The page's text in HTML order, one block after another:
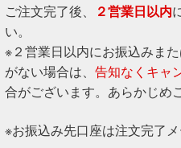
ご注文完了後、 ２営業日以内
い。
※２営業日以内にお振込みま
がない場合は、 告知なくキャ
合がございます。あらかじめ
※お振込み先口座は注文完了メ